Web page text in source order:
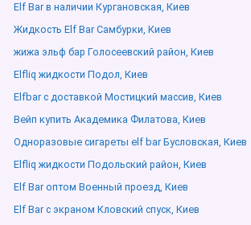
Elf Bar в наличии Кургановская, Киев
Жидкость Elf Bar Самбурки, Киев
жижа эльф бар Голосеевский район, Киев
Elfliq жидкости Подол, Киев
Elfbar с доставкой Мостицкий массив, Киев
Вейп купить Академика Филатова, Киев
Одноразовые сигареты elf bar Бусловская, Киев
Elfliq жидкости Подольский район, Киев
Elf Bar оптом Военный проезд, Киев
Elf Bar с экраном Кловский спуск, Киев